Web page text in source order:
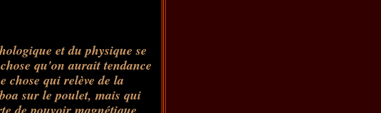
et du physique se
qu'on aurait tendance
chose qui relève de la
sur le poulet, mais qui